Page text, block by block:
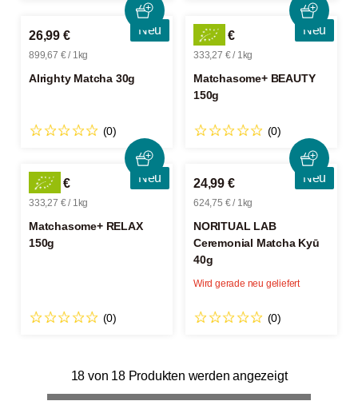
Neu
26,99 €
899,67 € / 1kg
Alrighty Matcha 30g
(0)
Neu
49,99 €
333,27 € / 1kg
Matchasome+ BEAUTY
150g
(0)
Neu
49,99 €
333,27 € / 1kg
Matchasome+ RELAX
150g
(0)
Neu
24,99 €
624,75 € / 1kg
NORITUAL LAB
Ceremonial Matcha Kyū
40g
(0)
Wird gerade neu geliefert
18 von 18 Produkten werden angezeigt